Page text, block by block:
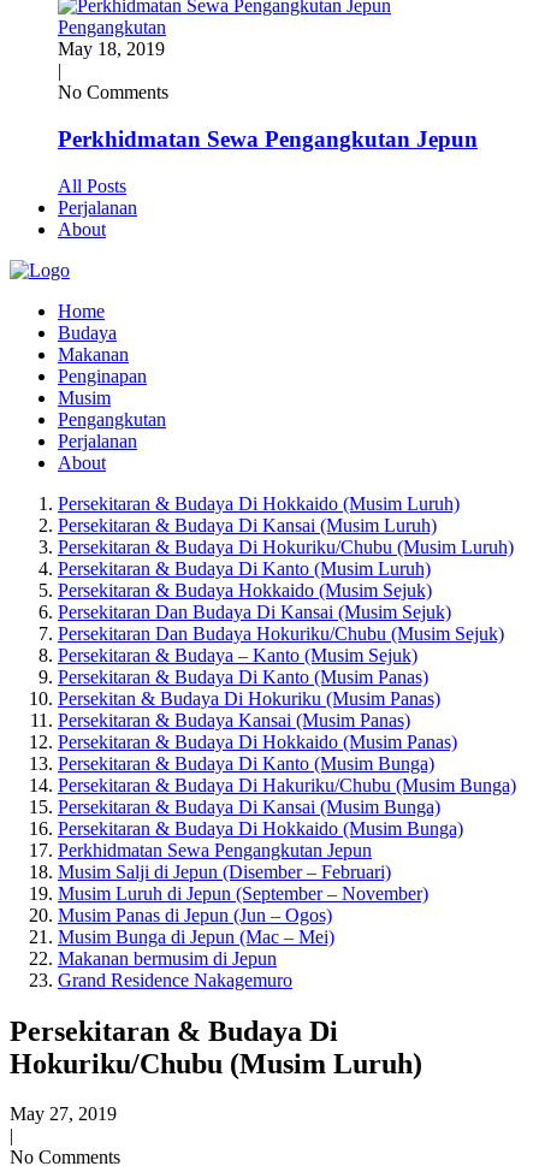
Pengangkutan
May 18, 2019
|
No Comments
Perkhidmatan Sewa Pengangkutan Jepun
All Posts
Perjalanan
About
Home
Budaya
Makanan
Penginapan
Musim
Pengangkutan
Perjalanan
About
Persekitaran & Budaya Di Hokkaido (Musim Luruh)
Persekitaran & Budaya Di Kansai (Musim Luruh)
Persekitaran & Budaya Di Hokuriku/Chubu (Musim Luruh)
Persekitaran & Budaya Di Kanto (Musim Luruh)
Persekitaran & Budaya Hokkaido (Musim Sejuk)
Persekitaran Dan Budaya Di Kansai (Musim Sejuk)
Persekitaran Dan Budaya Hokuriku/Chubu (Musim Sejuk)
Persekitaran & Budaya – Kanto (Musim Sejuk)
Persekitaran & Budaya Di Kanto (Musim Panas)
Persekitan & Budaya Di Hokuriku (Musim Panas)
Persekitaran & Budaya Kansai (Musim Panas)
Persekitaran & Budaya Di Hokkaido (Musim Panas)
Persekitaran & Budaya Di Kanto (Musim Bunga)
Persekitaran & Budaya Di Hakuriku/Chubu (Musim Bunga)
Persekitaran & Budaya Di Kansai (Musim Bunga)
Persekitaran & Budaya Di Hokkaido (Musim Bunga)
Perkhidmatan Sewa Pengangkutan Jepun
Musim Salji di Jepun (Disember – Februari)
Musim Luruh di Jepun (September – November)
Musim Panas di Jepun (Jun – Ogos)
Musim Bunga di Jepun (Mac – Mei)
Makanan bermusim di Jepun
Grand Residence Nakagemuro
Persekitaran & Budaya Di
Hokuriku/Chubu (Musim Luruh)
May 27, 2019
|
No Comments